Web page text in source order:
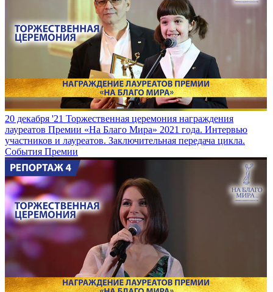
20 декабря '21 Торжественная церемония награждения
лауреатов Премии «На Благо Мира» 2021 года. Интервью
участников и лауреатов. Заключительная передача цикла.
События Премии